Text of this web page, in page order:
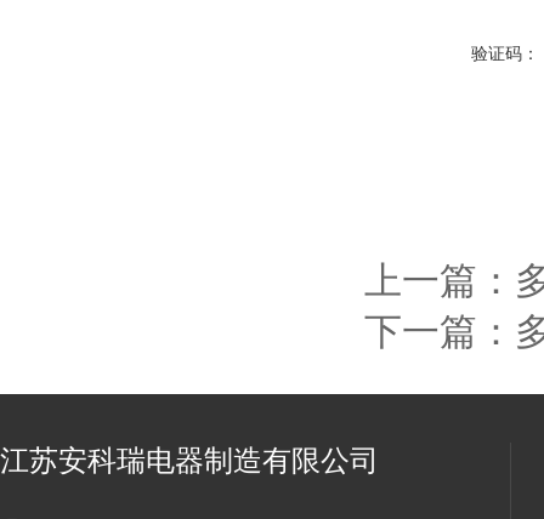
验证码：
上一篇：
下一篇：
江苏安科瑞电器制造有限公司